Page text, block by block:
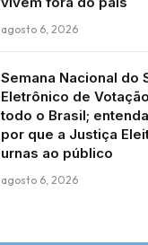
agosto 6, 2026
Semana Nacional do
Eletrônico de
todo o Brasil;
por que a Justiça
urnas ao público
agosto 6, 2026